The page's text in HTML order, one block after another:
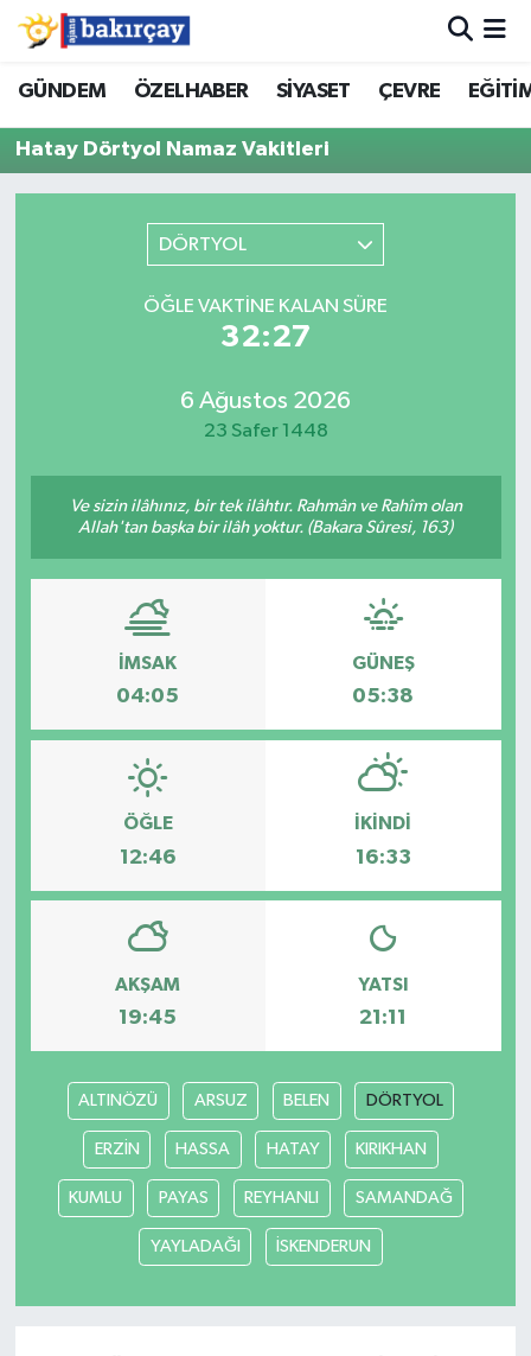
GÜNDEM ÖZELHABER SİYASET ÇEVRE
Hatay Dörtyol Namaz Vakitleri
DÖRTYOL
ÖĞLE VAKTINE KALAN SÜRE
32:27
6 Ağustos 2026
23 Safer 1448
Ve sizin ilâhınız, bir tek ilâhtır. Rahmân ve Rahîm olan
Allah'tan başka bir ilâh yoktur. (Bakara Sûresi, 163)
İMSAK
04:05
GÜNEŞ
05:38
ÖĞLE
12:46
İKINDI
16:33
AKŞAM
19:45
YATSI
21:11
ALTINÖZÜ ARSUZ BELEN DÖRTYOL
ERZİN HASSA HATAY KIRIKHAN
KUMLU PAYAS REYHANLI SAMANDAĞ
YAYLADAĞI İSKENDERUN
İzmir Nöbetçi Eczaneler
İzmir Hava Durumu
İzmir Trafik Yoğunluk Haritası
Süper Lig Puan Durumu ve Fikstür
Tüm Manşetler
Haber Arşivi